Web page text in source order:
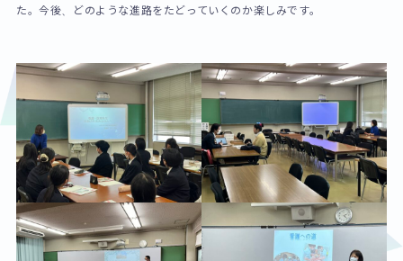
た。今後、どのような進路をたどっていくのか楽しみです。